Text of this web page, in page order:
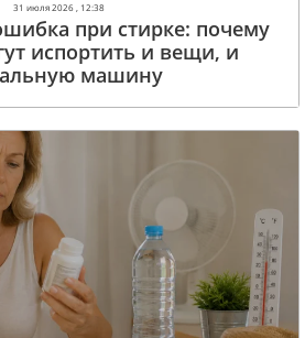
31 июля 2026 , 12:38
при стирке: почему
испортить и вещи, и
машину